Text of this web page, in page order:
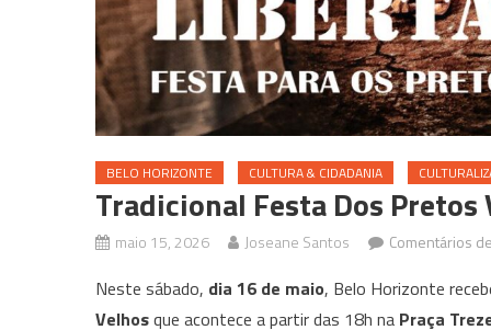
BELO HORIZONTE CULTURA & CIDADANIA
Tradicional Festa Dos Pretos
maio 15, 2026 Joseane Santos Comentários
Neste sábado, dia 16 de maio, Belo Horizonte
Velhosque acontece a partir das 18h na Praça